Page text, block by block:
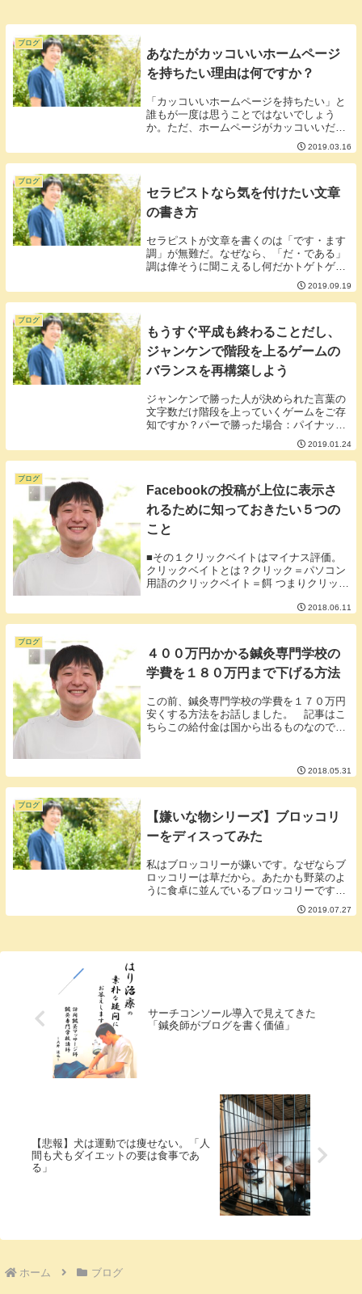
ブログ
あなたがカッコいいホームページ
を持ちたい理由は何ですか？
「カッコいいホームページを持ちたい」と
誰もが一度は思うことではないでしょう
か。ただ、ホームページがカッコいいだけ
であなたは本当に満足するのでしょうか。
確かにカッコいいホームページは目を惹か
れるものですがそのホームページがしっか
2019.03.16
ブログ
セラピストなら気を付けたい文章
の書き方
セラピストが文章を書くのは「です・ます
調」が無難だ。なぜなら、「だ・である」
調は偉そうに聞こえるし何だかトゲトゲし
いからだ。また「だ・である」調を使うと
難しい言葉を無意識に選んで使ってしまう
雰囲気がある。いつもは「です・ます調」
2019.09.19
ブログ
もうすぐ平成も終わることだし、
ジャンケンで階段を上るゲームの
バランスを再構築しよう
ジャンケンで勝った人が決められた言葉の
文字数だけ階段を上っていくゲームをご存
知ですか？パーで勝った場合：パイナップ
ル（6文字）チョキで勝った場合：チョコ
レート（6文字）グーで買った場合；グリ
コ（3文字・・・）■グーだけ冷遇されてい
2019.01.24
ブログ
Facebookの投稿が上位に表示さ
れるために知っておきたい５つの
こと
■その１クリックベイトはマイナス評価。
クリックベイトとは？クリック＝パソコン
用語のクリックベイト＝餌 つまりクリック
る餌のような行為をさします。 例えば内容
の薄いブログに誇張なタイトル、大げさな
2018.06.11
ブログ
４００万円かかる鍼灸専門学校の
学費を１８０万円まで下げる方法
この前、鍼灸専門学校の学費を１７０万円
安くする方法をお話しました。 記事はこ
ちらこの給付金は国から出るものなので専
過ぎるので他の減免制度がしょぼく見えて
しまいますが...
2018.05.31
ブログ
【嫌いな物シリーズ】ブロッコリ
ーをディスってみた
私はブロッコリーが嫌いです。なぜならブ
ロッコリーは草だから。あたかも野菜のよ
うに食卓に並んでいるブロッコリーですが
ブロッコリーは草です。草。食感においフ
ォルムどこからどう見てもブロッコリーは
2019.07.27
サーチコンソール導入で見えてきた
「鍼灸師がブログを書く価値」
【悲報】犬は運動では痩せない。「人
間も犬もダイエットの要は食事であ
る」
ホーム ブログ